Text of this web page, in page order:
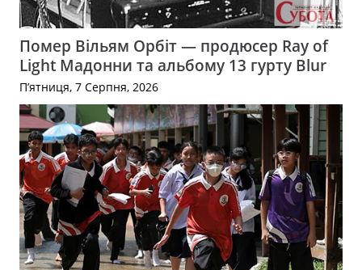
Помер Вільям Орбіт — продюсер Ray of
Light Мадонни та альбому 13 гурту Blur
П’ятниця, 7 Серпня, 2026